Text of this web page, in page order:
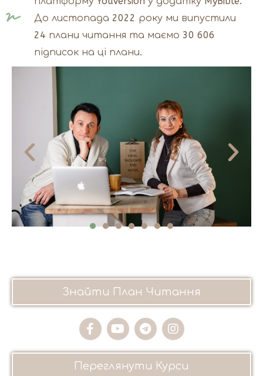
До листопада 2022 року ми випустили
24 плани читання та маємо 30 606
підписок на ці плани.
Знайти План Читання
Переглянути Курси